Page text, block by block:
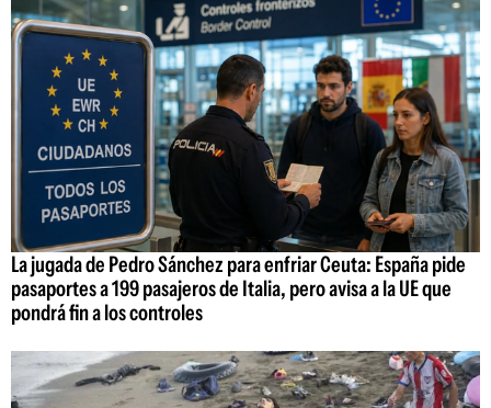
La jugada de Pedro Sánchez para enfriar Ceuta: España pide
pasaportes a 199 pasajeros de Italia, pero avisa a la UE que
pondrá fin a los controles